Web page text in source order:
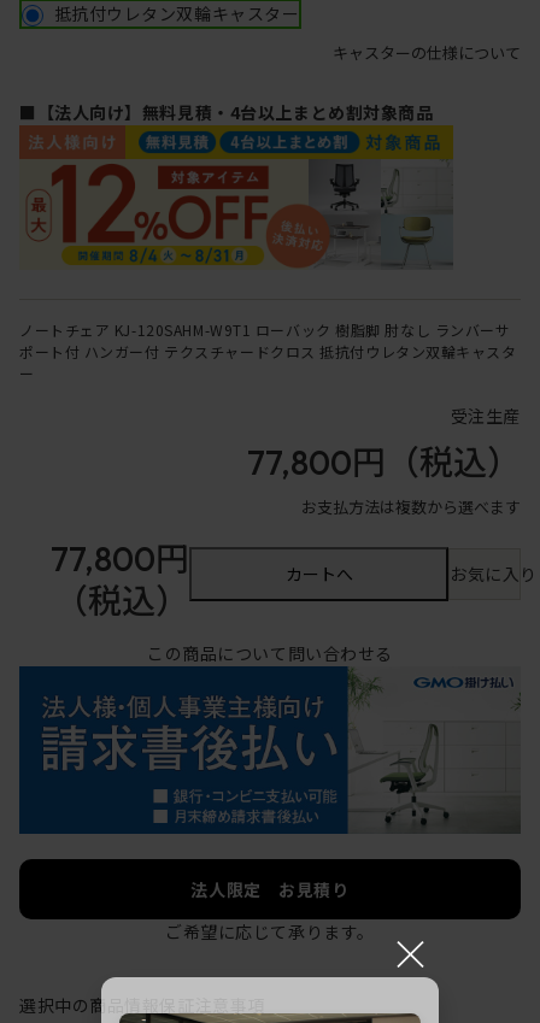
抵抗付ウレタン双輪キャスター
キャスターの仕様について
■【法人向け】無料見積・4台以上まとめ割対象商品
ノートチェア KJ-120SAHM-W9T1 ローバック 樹脂脚 肘なし ランバーサ
ポート付 ハンガー付 テクスチャードクロス 抵抗付ウレタン双輪キャスタ
ー
受注生産
77,800円 （税込）
お支払方法は複数から選べます
77,800円
（税込）
カートへ お気に入
この商品について問い合わせる
法人限定 お見積り
ご希望に応じて承ります。
選択中の商品情報
×